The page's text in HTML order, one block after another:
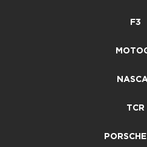
F3
TCR